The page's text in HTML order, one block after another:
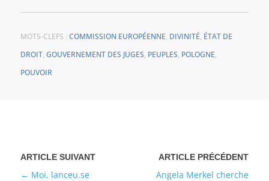
MOTS-CLEFS : COMMISSION EUROPÉENNE, DIVINITÉ, ÉTAT DE
DROIT, GOUVERNEMENT DES JUGES, PEUPLES, POLOGNE,
POUVOIR
Angela Merkel cherche
Moi, lanceu.se